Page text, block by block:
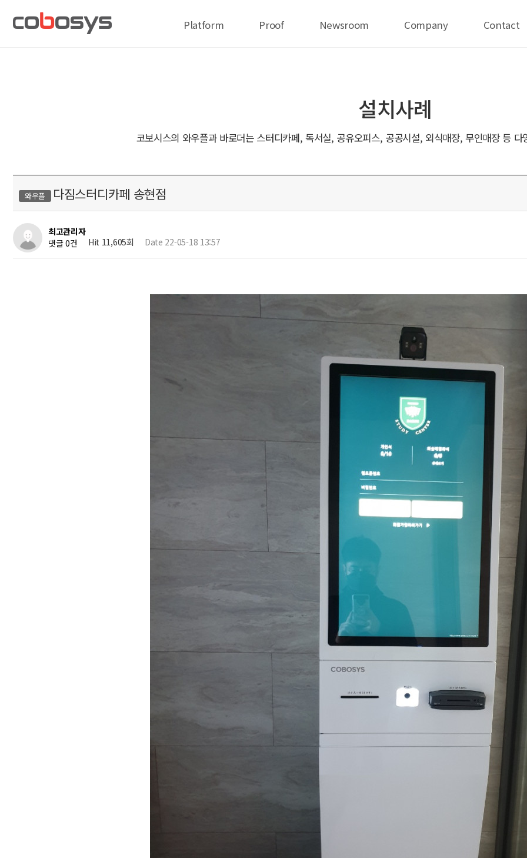
Platform Proof Newsroom Company Contact
설치사례
코보시스의 와우플과 바로더는 스터디카페, 독서실, 공유오피스, 공공시설, 외식매장, 무인매장 등
와우플 다짐스터디카페 송현점
최고관리자
댓글 0건
Hit 11,605회 Date 22-05-18 13:57